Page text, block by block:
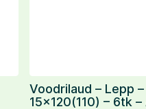
Voodrilaud – Lepp –
15×120(110) – 6tk –